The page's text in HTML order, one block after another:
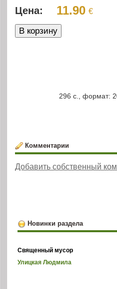
Цена: 11.90 €
296 с., формат:
Комментарии
Добавить собственный
Новинки раздела
Священный мусор
Улицкая Людмила